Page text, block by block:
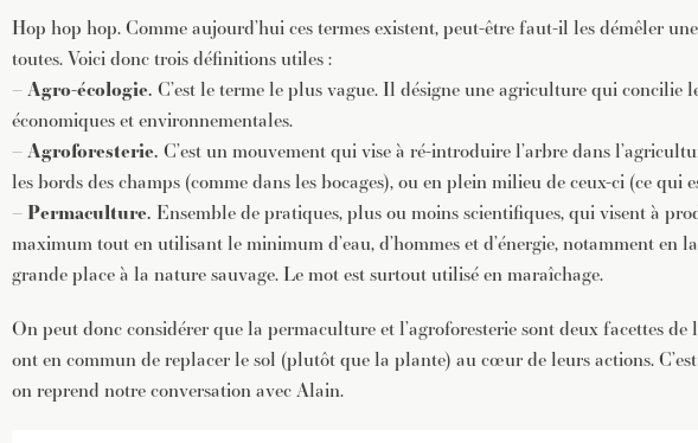
Hop hop hop. Comme aujourd’hui ces termes existent, peut-être faut-il les démêler
toutes. Voici donc trois définitions utiles :
–Agro-écologie. C’est le terme le plus vague. Il désigne une agriculture qui concilie
économiques et environnementales.
–Agroforesterie. C’est un mouvement qui vise à ré-introduire l’arbre dans
les bords des champs (comme dans les bocages), ou en plein milieu de ceux-ci (ce qui
–Permaculture. Ensemble de pratiques, plus ou moins scientifiques, qui visent à
maximum tout en utilisant le minimum d’eau, d’hommes et d’énergie, notamment en
grande place à la nature sauvage. Le mot est surtout utilisé en maraîchage.
On peut donc considérer que la permaculture et l’agroforesterie sont deux facettes de
ont en commun de replacer le sol (plutôt que la plante) au cœur de leurs actions.
on reprend notre conversation avec Alain.